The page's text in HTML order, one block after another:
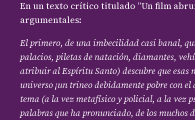
En un texto crítico titulado “Un film
argumentales:
El primero, de una imbecilidad casi banal,
palacios, piletas de natación, diamantes,
atribuir al Espíritu Santo) descubre que esas
universo ¡un trineo debidamente pobre con
tema (a la vez metafísico y policial, a la vez
palabras que ha pronunciado, de los muchos